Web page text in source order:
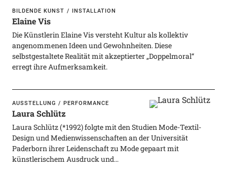
BILDENDE KUNST INSTALLATION
Elaine Vis
Die Künstlerin Elaine Vis versteht Kultur als kollektiv
angenommenen Ideen und Gewohnheiten. Diese
selbstgestaltete Realität mit akzeptierter „Doppelmoral“
erregt ihre Aufmerksamkeit.
AUSSTELLUNG PERFORMANCE
Laura Schlütz
Laura Schlütz (*1992) folgte mit den Studien Mode-Textil-
Design und Medienwissenschaften an der Universität
Paderborn ihrer Leidenschaft zu Mode gepaart mit
künstlerischem Ausdruck und…